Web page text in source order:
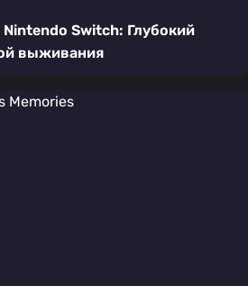
Switch: Глубокий
выживания